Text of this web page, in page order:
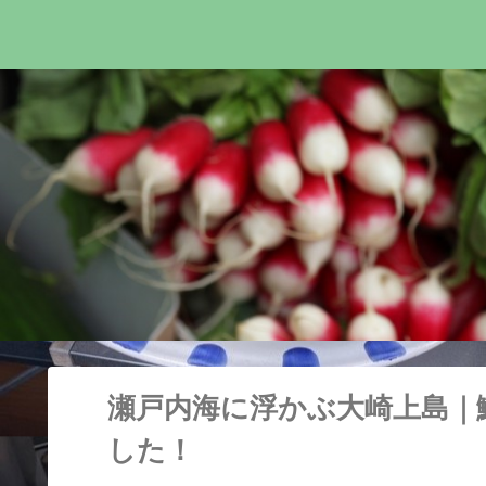
瀬戸内海に浮かぶ大崎上島
した！